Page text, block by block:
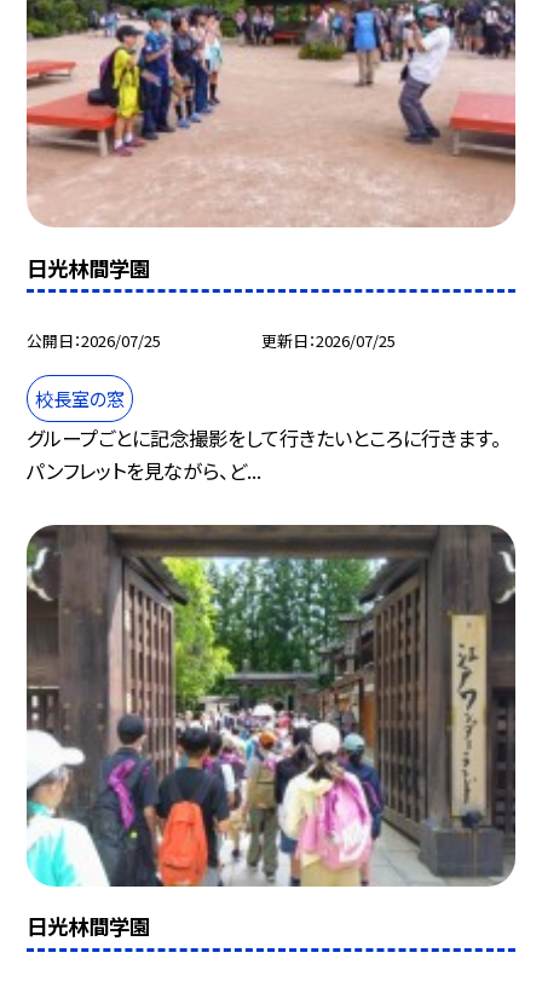
日光林間学園
公開日 2026/07/25 更新日 2026/07/25
校長室の窓
グループごとに記念撮影をして行きたいところに行きます。
パンフレットを見ながら、ど...
日光林間学園